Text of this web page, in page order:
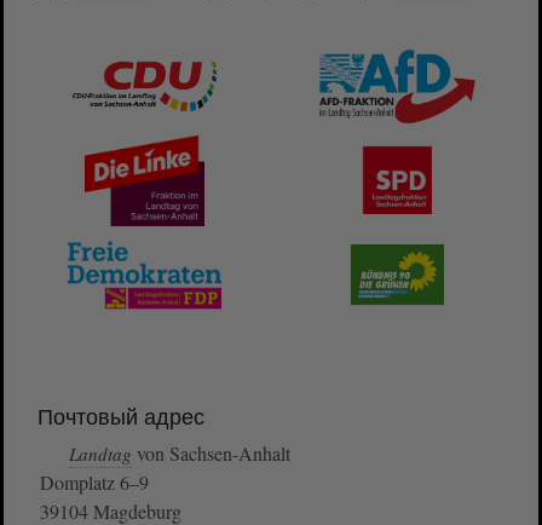
Почтовый адрес
Landtag von Sachsen-Anhalt
Domplatz 6–9
39104 Magdeburg